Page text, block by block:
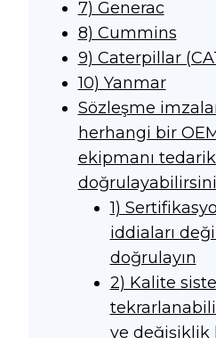
7) Generac
8) Cummins
9) Caterpillar
10) Yanmar
Sözleşme
herhangi bir
ekipmanı
1)
iddiaları
doğrulayın
2) Kalite
ve değişiklik